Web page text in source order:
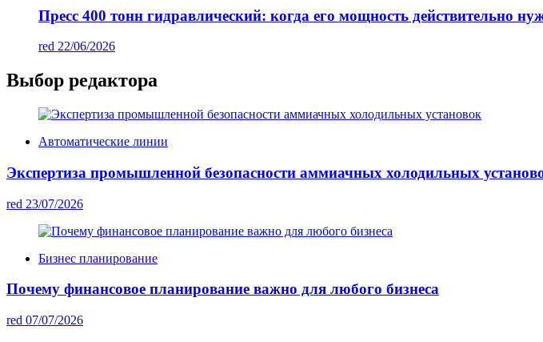
Пресс 400 тонн гидравлический: когда его мощность действительно
red 22/06/2026
Выбор редактора
Автоматические линии
Экспертиза промышленной безопасности аммиачных холодильных
red 23/07/2026
Бизнес планирование
Почему финансовое планирование важно для любого бизнеса
red 07/07/2026